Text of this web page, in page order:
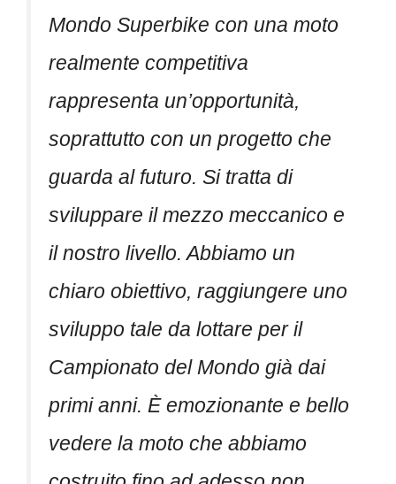
Mondo Superbike con una moto
realmente competitiva
rappresenta un’opportunità,
soprattutto con un progetto che
guarda al futuro. Si tratta di
sviluppare il mezzo meccanico e
il nostro livello. Abbiamo un
chiaro obiettivo, raggiungere uno
sviluppo tale da lottare per il
Campionato del Mondo già dai
primi anni. È emozionante e bello
vedere la moto che abbiamo